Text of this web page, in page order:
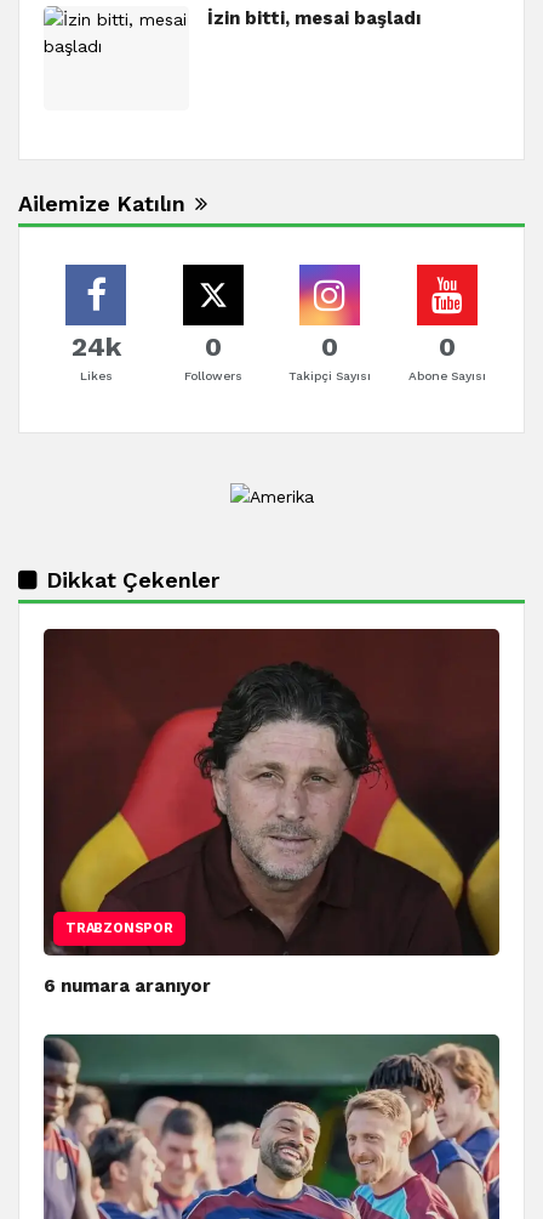
İzin bitti, mesai başladı
Ailemize Katılın
24k
Likes
0
Followers
0
Takipçi Sayısı
0
Abone Sayısı
Dikkat Çekenler
TRABZONSPOR
6 numara aranıyor